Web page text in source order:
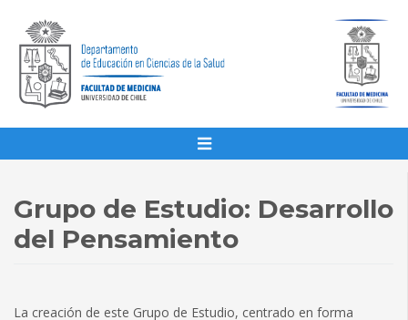
Grupo de Estudio: Desarrollo
del Pensamiento
La creación de este Grupo de Estudio, centrado en forma